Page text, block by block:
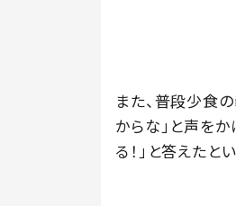
また、普段少食
からな」と声を
る！」と答えたと